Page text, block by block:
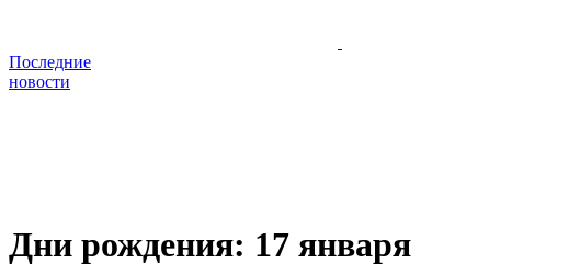
Последние
новости
Дни рождения: 17 января